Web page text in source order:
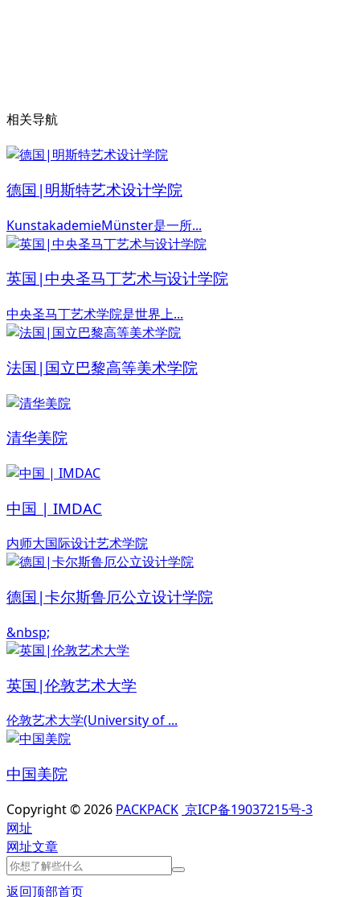
相关导航
德国|明斯特艺术设计学院
KunstakademieMünster是一所...
英国|中央圣马丁艺术与设计学院
中央圣马丁艺术学院是世界上...
法国|国立巴黎高等美术学院
清华美院
中国 | IMDAC
内师大国际设计艺术学院
德国|卡尔斯鲁厄公立设计学院
&nbsp;
英国|伦敦艺术大学
伦敦艺术大学(University of ...
中国美院
Copyright © 2026 PACKPACK 京ICP备19037215号-3
网址
网址文章
返回顶部首页